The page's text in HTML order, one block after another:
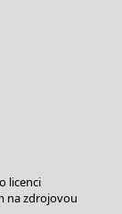
licenci
na zdrojovou